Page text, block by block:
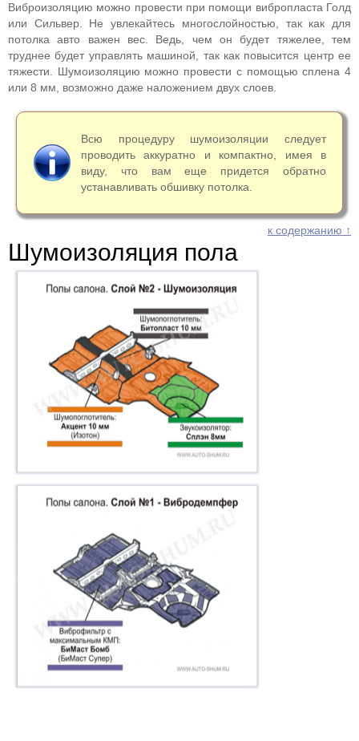
Виброизоляцию можно провести при помощи вибропласта Голд
или Сильвер. Не увлекайтесь многослойностью, так как для
потолка авто важен вес. Ведь, чем он будет тяжелее, тем
труднее будет управлять машиной, так как повысится центр ее
тяжести. Шумоизоляцию можно провести с помощью сплена 4
или 8 мм, возможно даже наложением двух слоев.
Всю процедуру шумоизоляции следует
проводить аккуратно и компактно, имея в
виду, что вам еще придется обратно
устанавливать обшивку потолка.
к содержанию ↑
Шумоизоляция пола